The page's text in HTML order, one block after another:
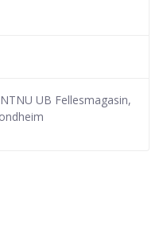
UB Fellesmagasin,